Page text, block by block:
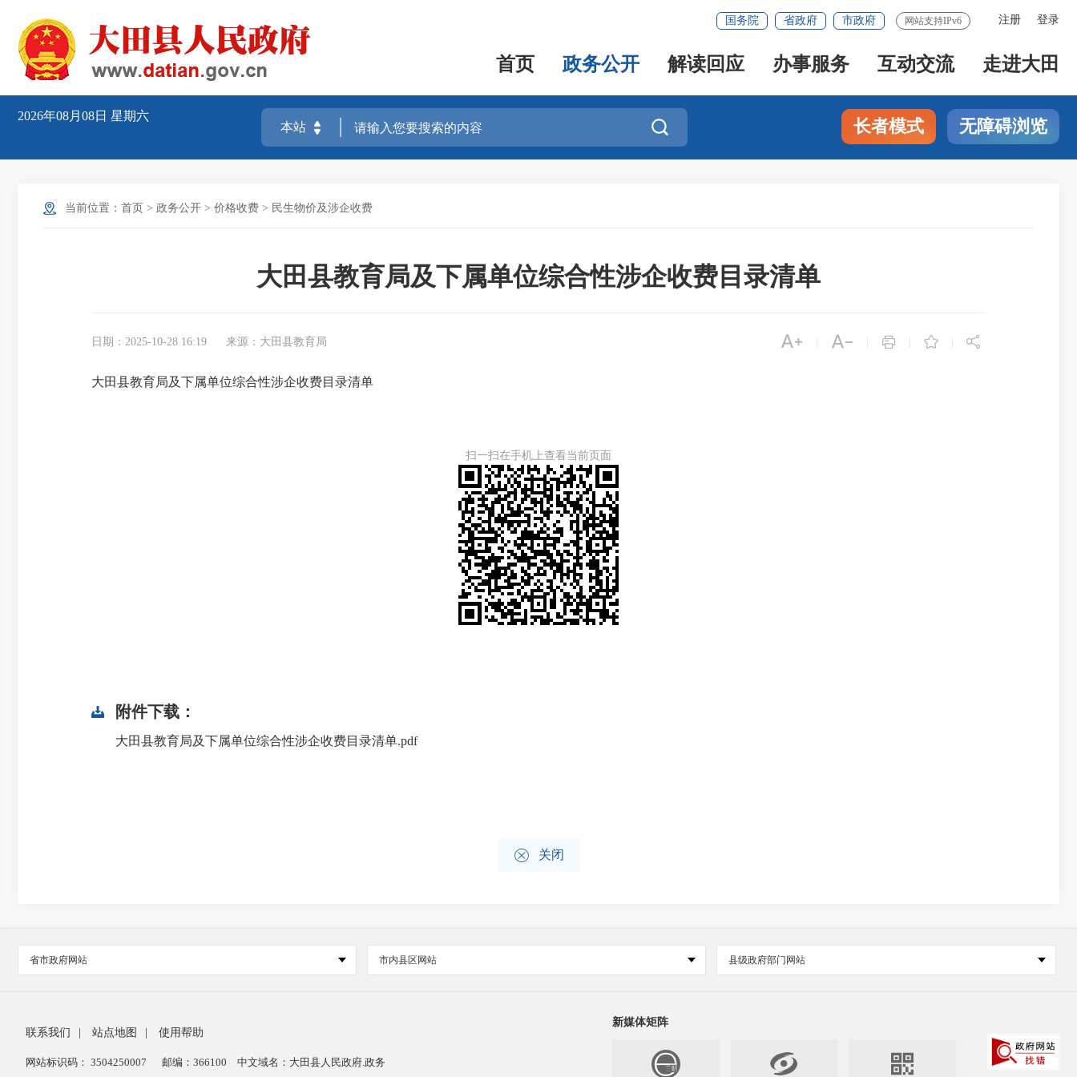
注册 登录
国务院 省政府 市政府 网站支持IPv6
首页 政务公开 解读回应 办事服务 互动交流 走进大田
2026年08月08日 星期六
 长者模式 无障碍浏览
当前位置： 首页 > 政务公开 > 价格收费 > 民生物价及涉企收费
大田县教育局及下属单位综合性涉企收费目录清单
日期：2025-10-28 16:19 来源：大田县教育局     
大田县教育局及下属单位综合性涉企收费目录清单
扫一扫在手机上查看当前页面
附件下载：
大田县教育局及下属单位综合性涉企收费目录清单.pdf
 关闭
省市政府网站 市内县区网站 县级政府部门网站
联系我们 站点地图 使用帮助
网站标识码： 3504250007 邮编：366100 中文域名：大田县人民政府.政务
新媒体矩阵
 